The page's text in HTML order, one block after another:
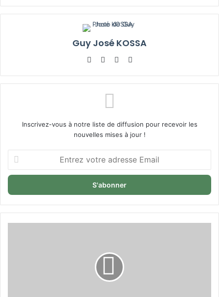
Guy José KOSSA
WebsiteFacebookLinkedin
Inscrivez-vous à notre liste de diffusion pour recevoir les
nouvelles mises à jour !
votre
adresse